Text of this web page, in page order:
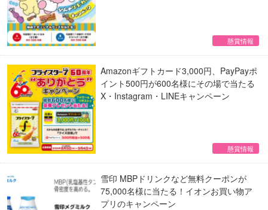
懸賞情報
Amazonギフトカード3,000円、PayPayポ
イント500円が600名様にその場で当たる
X・Instagram・LINEキャンペーン
懸賞情報
雪印 MBPドリンクなど無料クーポンが
75,000名様に当たる！イオンお買い物ア
プリのキャンペーン